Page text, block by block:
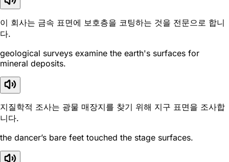
이 회사는 금속 표면에 보호층을 코팅하는 것을 전문으로 합니
다.
geological surveys examine the earth's surfaces for
mineral deposits.
지질학적 조사는 광물 매장지를 찾기 위해 지구 표면을 조사합
니다.
the dancer’s bare feet touched the stage surfaces.